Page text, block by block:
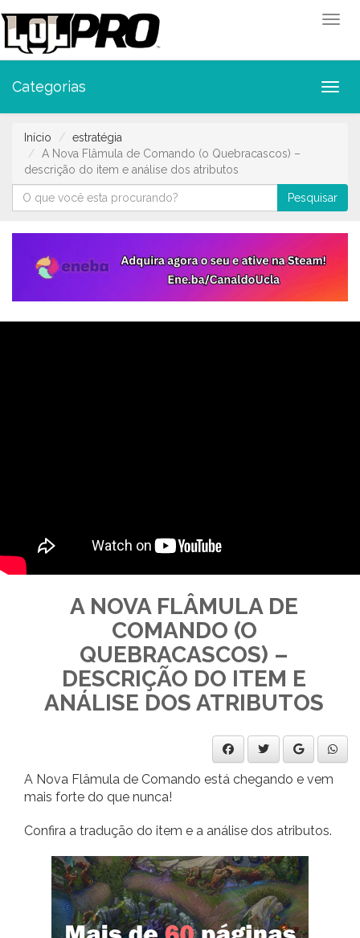
Categorias
Início
estratégia
A Nova Flâmula de Comando (o Quebracascos) –
descrição do item e análise dos atributos
Pesquisar
A NOVA FLÂMULA DE
COMANDO (O
QUEBRACASCOS) –
DESCRIÇÃO DO ITEM E
ANÁLISE DOS ATRIBUTOS
A Nova Flâmula de Comando está chegando e vem
mais forte do que nunca!
Confira a tradução do item e a análise dos atributos.